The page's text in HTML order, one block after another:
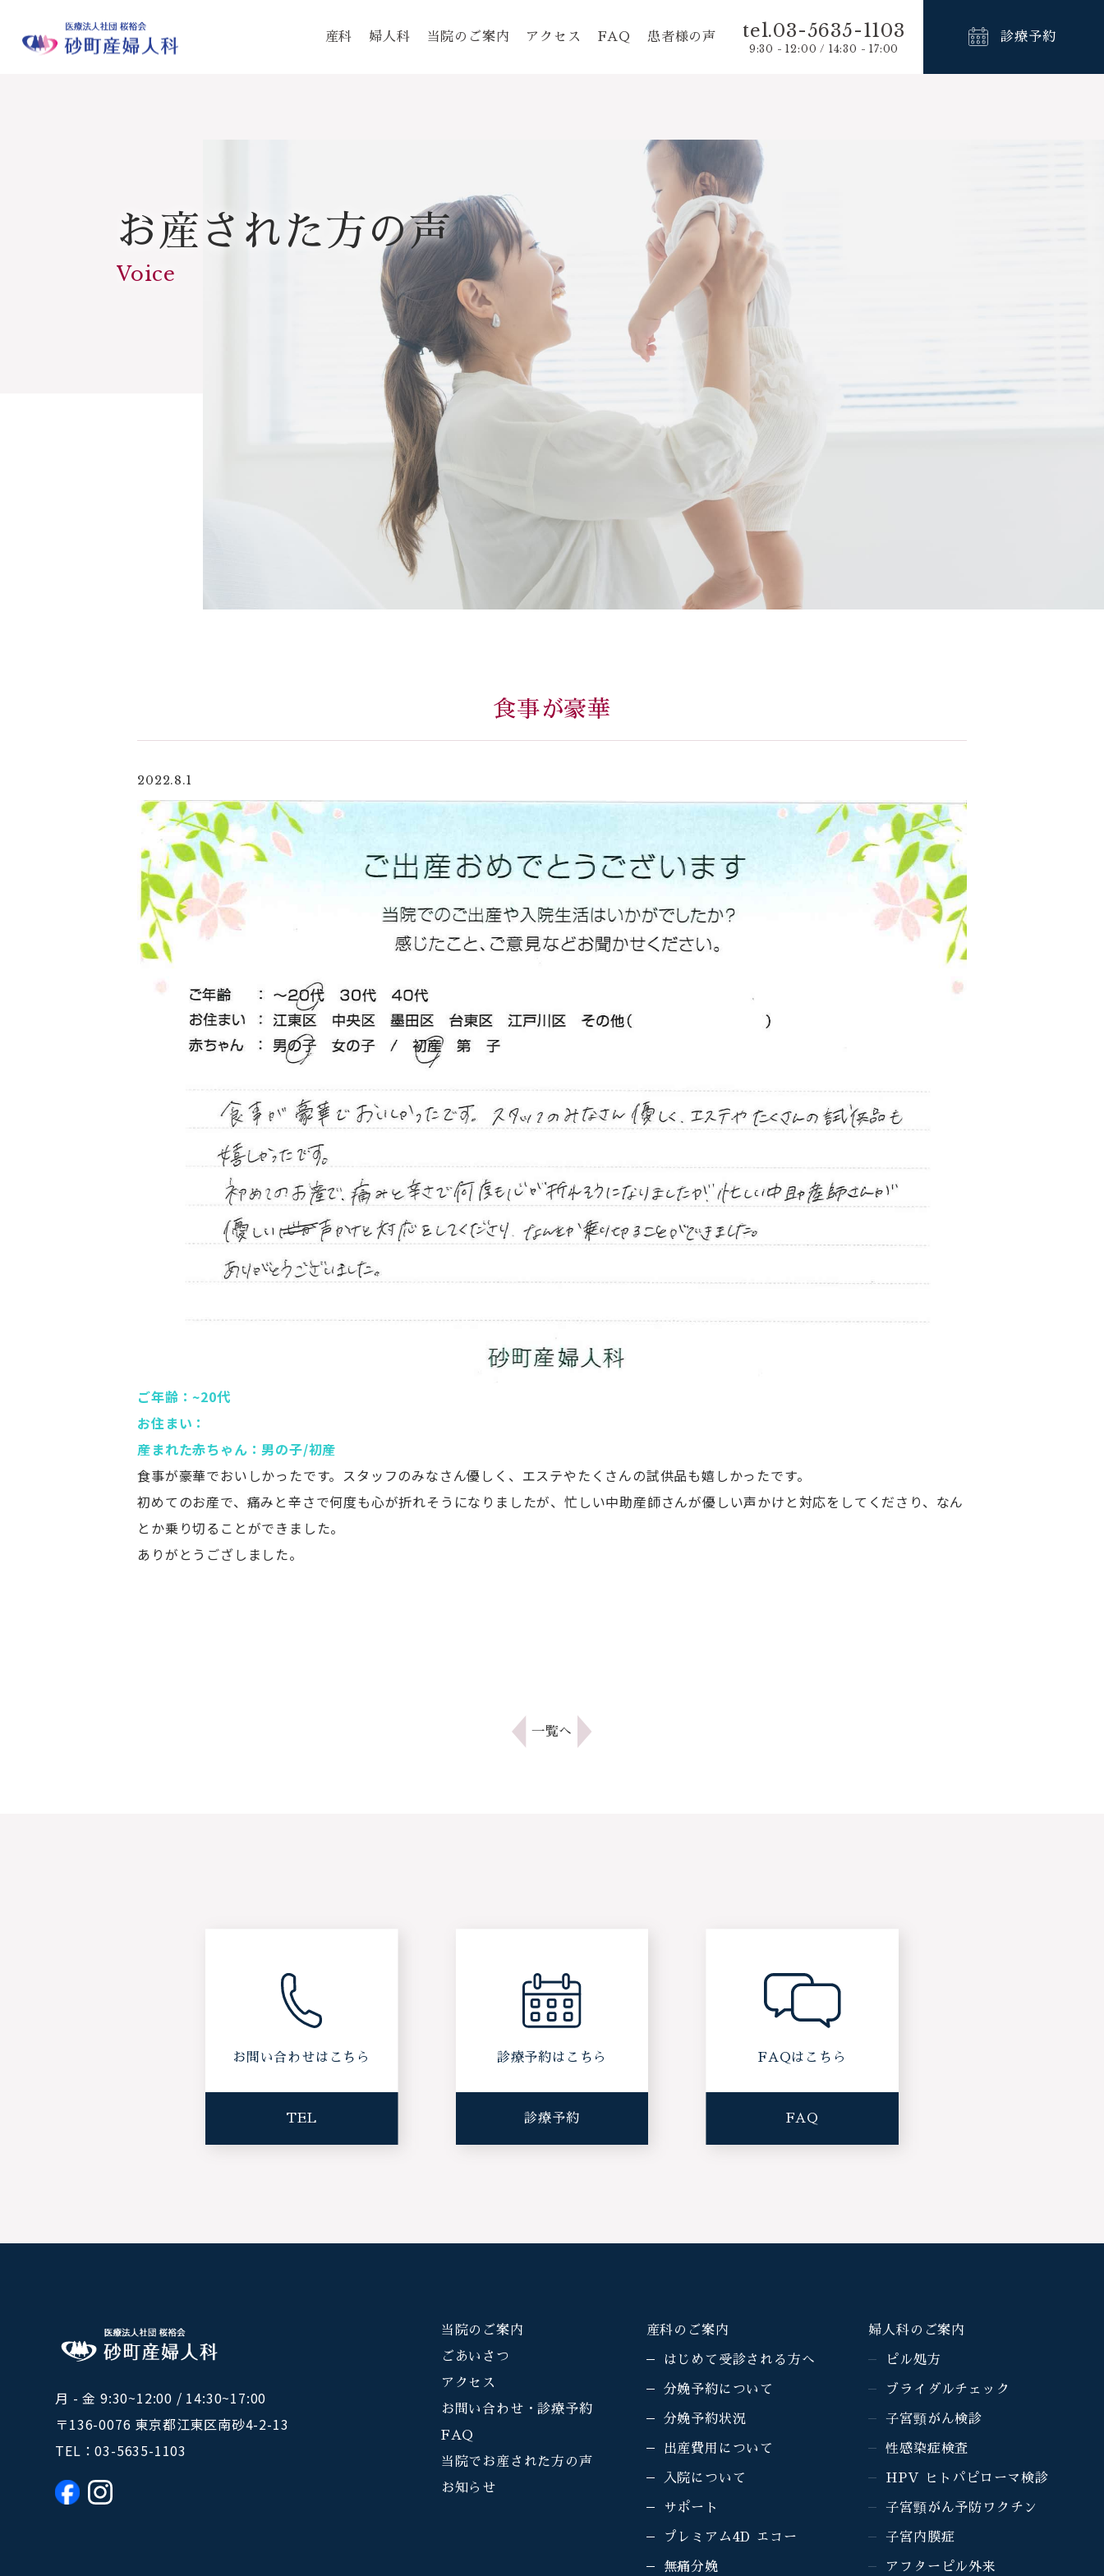
産科 婦人科 当院のご案内 アクセス FAQ 患者様の声 tel.03-5635-1103
9:30 - 12:00 / 14:30 - 17:00
診療予約
お産された方の声
Voice
食事が豪華
2022.8.1
ご年齢：~20代
お住まい：
産まれた赤ちゃん：男の子/初産
食事が豪華でおいしかったです。スタッフのみなさん優しく、エステやたくさんの試供品も嬉しかったです。
初めてのお産で、痛みと辛さで何度も心が折れそうになりましたが、忙しい中助産師さんが優しい声かけと対応をしてくださり、なん
とか乗り切ることができました。
ありがとうござしました。
一覧へ
お問い合わせはこちら
TEL
診療予約はこちら
診療予約
FAQはこちら
FAQ
月 - 金 9:30~12:00 / 14:30~17:00
〒136-0076 東京都江東区南砂4-2-13
TEL：03-5635-1103
当院のご案内
ごあいさつ
アクセス
お問い合わせ・診療予約
FAQ
当院でお産された方の声
お知らせ
産科のご案内
はじめて受診される方へ
分娩予約について
分娩予約状況
出産費用について
入院について
サポート
プレミアム4D エコー
無痛分娩
婦人科のご案内
ピル処方
ブライダルチェック
子宮頸がん検診
性感染症検査
HPV ヒトパピローマ検診
子宮頸がん予防ワクチン
子宮内膜症
アフターピル外来